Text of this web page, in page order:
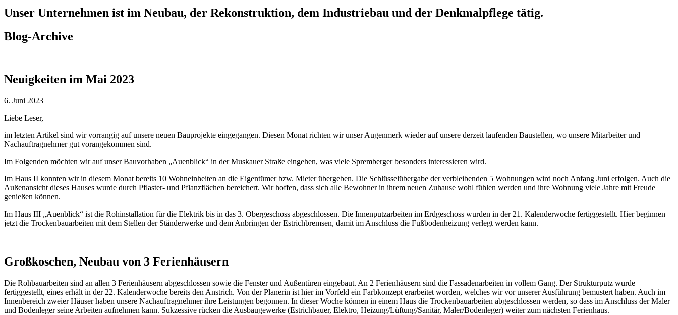
Unser Unternehmen ist im Neubau, der Rekonstruktion, dem Industriebau und der Denkmalpflege tätig.
Blog-Archive
Neuigkeiten im Mai 2023
6. Juni 2023
Liebe Leser,
im letzten Artikel sind wir vorrangig auf unsere neuen Bauprojekte eingegangen. Diesen Monat richten wir unser Augenmerk wieder auf unsere derzeit laufenden Baustellen, wo unsere Mitarbeiter und
Nachauftragnehmer gut vorangekommen sind.
Im Folgenden möchten wir auf unser Bauvorhaben „Auenblick“ in der Muskauer Straße eingehen, was viele Spremberger besonders interessieren wird.
Im Haus II konnten wir in diesem Monat bereits 10 Wohneinheiten an die Eigentümer bzw. Mieter übergeben. Die Schlüsselübergabe der verbleibenden 5 Wohnungen wird noch Anfang Juni erfolgen. Auch die
Außenansicht dieses Hauses wurde durch Pflaster- und Pflanzflächen bereichert. Wir hoffen, dass sich alle Bewohner in ihrem neuen Zuhause wohl fühlen werden und ihre Wohnung viele Jahre mit Freude
genießen können.
Im Haus III „Auenblick“ ist die Rohinstallation für die Elektrik bis in das 3. Obergeschoss abgeschlossen. Die Innenputzarbeiten im Erdgeschoss wurden in der 21. Kalenderwoche fertiggestellt. Hier beginnen
jetzt die Trockenbauarbeiten mit dem Stellen der Ständerwerke und dem Anbringen der Estrichbremsen, damit im Anschluss die Fußbodenheizung verlegt werden kann.
Großkoschen, Neubau von 3 Ferienhäusern
Die Rohbauarbeiten sind an allen 3 Ferienhäusern abgeschlossen sowie die Fenster und Außentüren eingebaut. An 2 Ferienhäusern sind die Fassadenarbeiten in vollem Gang. Der Strukturputz wurde
fertiggestellt, eines erhält in der 22. Kalenderwoche bereits den Anstrich. Von der Planerin ist hier im Vorfeld ein Farbkonzept erarbeitet worden, welches wir vor unserer Ausführung bemustert haben. Auch im
Innenbereich zweier Häuser haben unsere Nachauftragnehmer ihre Leistungen begonnen. In dieser Woche können in einem Haus die Trockenbauarbeiten abgeschlossen werden, so dass im Anschluss der Maler
und Bodenleger seine Arbeiten aufnehmen kann. Sukzessive rücken die Ausbaugewerke (Estrichbauer, Elektro, Heizung/Lüftung/Sanitär, Maler/Bodenleger) weiter zum nächsten Ferienhaus.